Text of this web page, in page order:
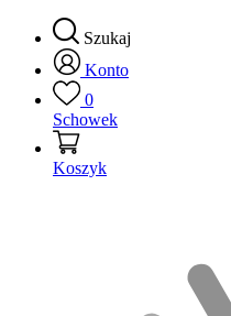
Szukaj
Konto
0
Schowek
Koszyk